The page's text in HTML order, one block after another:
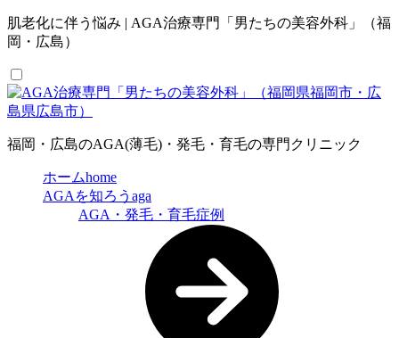
肌老化に伴う悩み | AGA治療専門「男たちの美容外科」（福
岡・広島）
福岡・広島のAGA(薄毛)・発毛・育毛の専門クリニック
ホームhome
AGAを知ろう aga
AGA・発毛・育毛症例